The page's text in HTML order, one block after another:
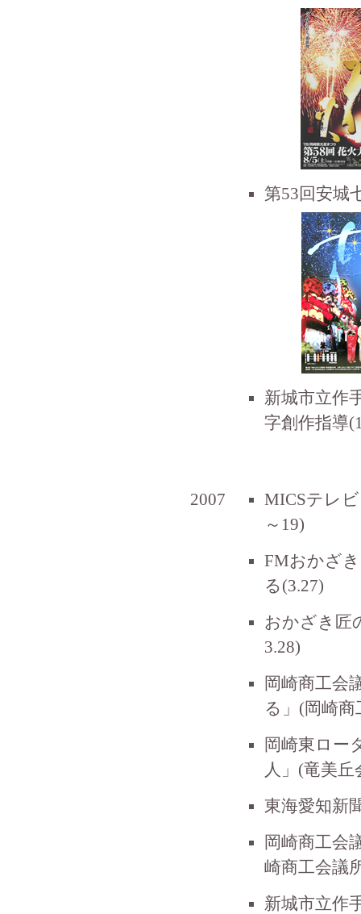
第53回安城
新城市立作
字創作指導
2007
MICSテレ
～19)
FMおかざ
る(3.27)
おかざき匠
3.28)
岡崎商工会
る」(岡崎商
岡崎東ロー
人」(竜美丘
東海愛知新
岡崎商工会
崎商工会議
新城市立作